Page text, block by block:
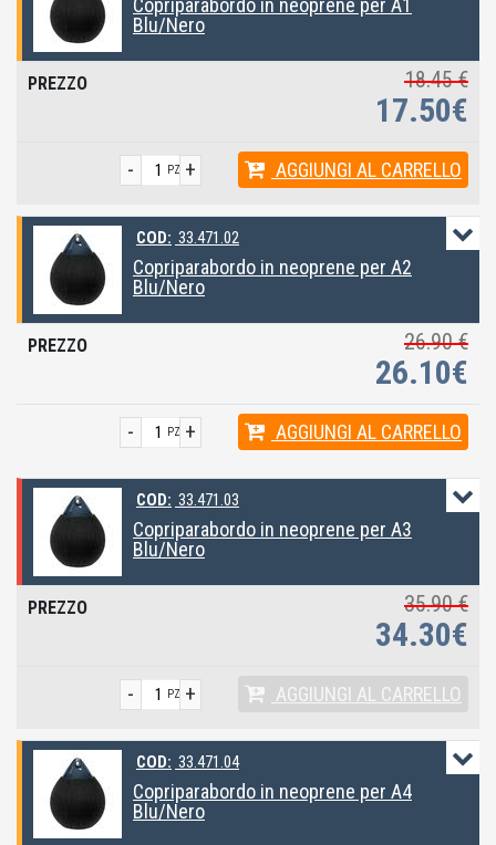
Blu/Nero
18.45 €
17.50€
+
- PZ AGGIUNGI AL CARRELLO
COD: 33.471.02
Copriparabordo in neoprene per A2
Blu/Nero
26.90 €
26.10€
+
- PZ AGGIUNGI AL CARRELLO
COD: 33.471.03
Copriparabordo in neoprene per A3
Blu/Nero
35.90 €
34.30€
+
- PZ AGGIUNGI AL CARRELLO
COD: 33.471.04
Copriparabordo in neoprene per A4
Blu/Nero